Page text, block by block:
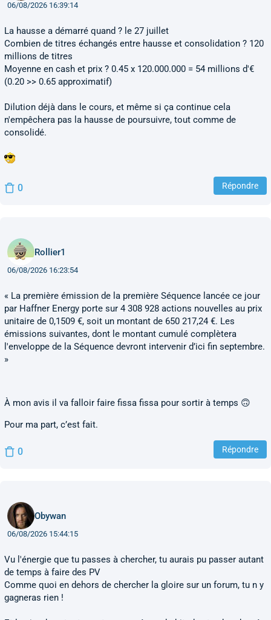
06/08/2026 16:39:14
La hausse a démarré quand ? le 27 juillet
Combien de titres échangés entre hausse et consolidation ? 120
millions de titres
Moyenne en cash et prix ? 0.45 x 120.000.000 = 54 millions d'€
(0.20 >> 0.65 approximatif)
Dilution déjà dans le cours, et même si ça continue cela
n'empêchera pas la hausse de poursuivre, tout comme de
consolidé.
0 Répondre
Rollier1
06/08/2026 16:23:54
« La première émission de la première Séquence lancée ce jour
par Haffner Energy porte sur 4 308 928 actions nouvelles au prix
unitaire de 0,1509 €, soit un montant de 650 217,24 €. Les
émissions suivantes, dont le montant cumulé complètera
l'enveloppe de la Séquence devront intervenir d’ici fin septembre.
»
À mon avis il va falloir faire fissa fissa pour sortir à temps 🙃
Pour ma part, c’est fait.
0 Répondre
Obywan
06/08/2026 15:44:15
Vu l'énergie que tu passes à chercher, tu aurais pu passer autant
de temps à faire des PV
Comme quoi en dehors de chercher la gloire sur un forum, tu n y
gagneras rien !